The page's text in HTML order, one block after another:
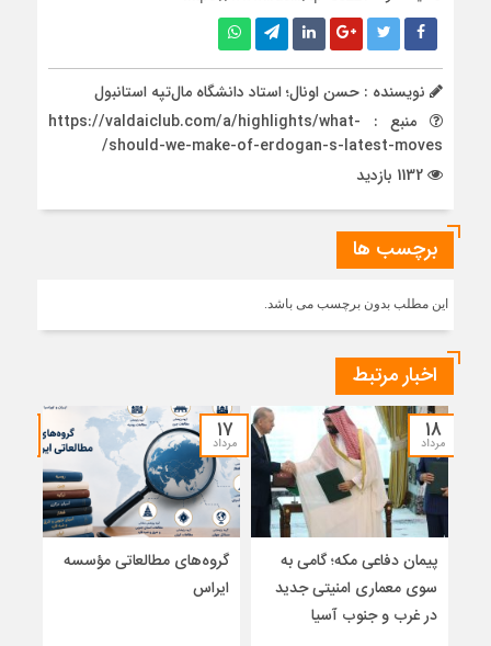
نویسنده : حسن اونال؛ استاد دانشگاه مال‌تپه استانبول
منبع : https://valdaiclub.com/a/highlights/what-
should-we-make-of-erdogan-s-latest-moves/
برچسب ها
این مطلب بدون برچسب می باشد.
اخبار مرتبط
۱۸
مرداد
پیمان دفاعی مکه؛ گامی به
سوی معماری امنیتی جدید
در غرب و جنوب آسیا
۱۷
مرداد
گروه‌های مطالعاتی مؤسسه
ایراس